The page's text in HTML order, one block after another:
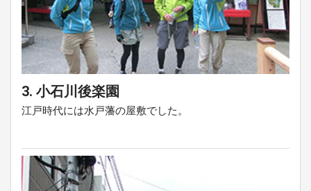
3. 小石川後楽園
江戸時代には水戸藩の屋敷でした。